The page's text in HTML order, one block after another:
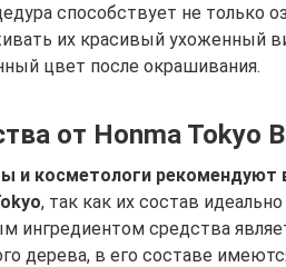
способствует не только
их красивый ухоженный
цвет после окрашивания.
от Honma Tokyo
и косметологи
, так как их состав
ингредиентом средства
дерева, в его составе